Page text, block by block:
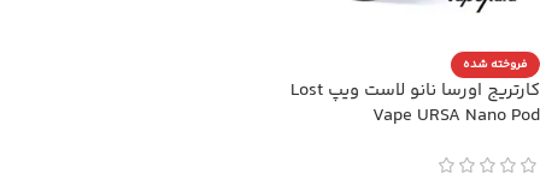
فروخته شده
کارتریج اورسا نانو لاست ویپ Lost
Vape URSA Nano Pod